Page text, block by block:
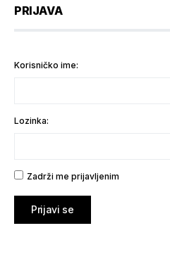
PRIJAVA
Korisničko ime:
Lozinka:
Zadrži me prijavljenim
Prijavi se